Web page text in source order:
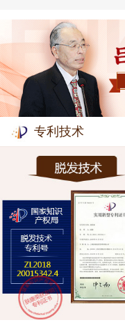
专利技术